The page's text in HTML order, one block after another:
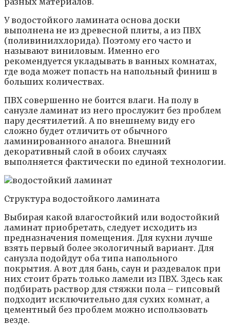
У водостойкого ламината основа доски
выполнена не из древесной плиты, а из ПВХ
(поливинилхлорида). Поэтому его часто и
называют виниловым. Именно его
рекомендуется укладывать в ванных комнатах,
где вода может попасть на напольный финиш в
больших количествах.
ПВХ совершенно не боится влаги. На полу в
санузле ламинат из него прослужит без проблем
пару десятилетий. А по внешнему виду его
сложно будет отличить от обычного
ламинированного аналога. Внешний
декоративный слой в обоих случаях
выполняется фактически по единой технологии.
Структура водостойкого ламината
Выбирая какой влагостойкий или водостойкий
ламинат приобретать, следует исходить из
предназначения помещения. Для кухни лучше
взять первый более экологичный вариант. Для
санузла подойдут оба типа напольного
покрытия. А вот для бань, саун и раздевалок при
них стоит брать только ламели из ПВХ. Здесь как
подбирать раствор для стяжки пола – гипсовый
подходит исключительно для сухих комнат, а
цементный без проблем можно использовать
везде.